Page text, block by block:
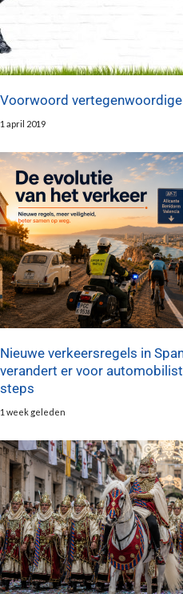
Voorwoord
1 april 2019
Nieuwe verkeersregels in
verandert er voor
steps
1 week geleden